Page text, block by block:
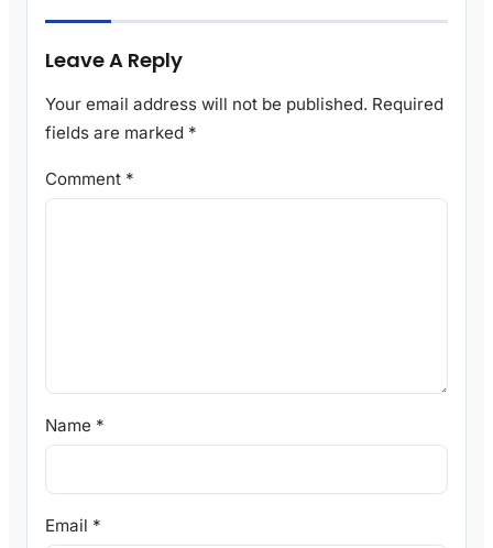
Leave A Reply
Your email address will not be published. Required
fields are marked *
Comment *
Name *
Email *